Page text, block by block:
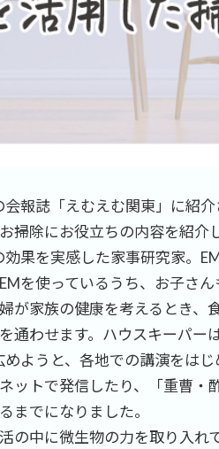
会報誌「えむえむ関東」に紹
掃除にお役立ちの内容を紹介
効果を実感した家事研究家。
を使っているうち、お子さ
が家族の健康を考えるとき、
通わせます。ハウスキーパー
めようと、各地での講演をは
ットで発信したり、「重曹
までになりました。
の中に微生物の力を取り入れ